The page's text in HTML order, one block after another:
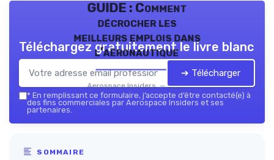
GUIDE : Comment
décrocher les
meilleurs emplois dans
l’aéronautique
Aerospace Insiders — 2026
Téléchargez gratuitement le livre blanc
➔ Télécharger
* En remplissant ce formulaire, j’accepte d’être contacté(e) à
des fins commerciales par Aerospace Insiders et ses
partenaires.
SOMMAIRE